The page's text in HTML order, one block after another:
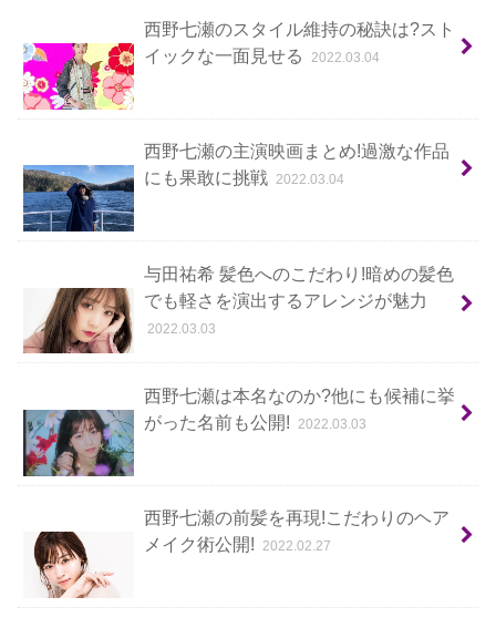
西野七瀬のスタイル維持の秘訣は?スト
イックな一面見せる
2022.03.04
西野七瀬の主演映画まとめ!過激な作品
にも果敢に挑戦
2022.03.04
与田祐希 髪色へのこだわり!暗めの髪色
でも軽さを演出するアレンジが魅力
2022.03.03
西野七瀬は本名なのか?他にも候補に挙
がった名前も公開!
2022.03.03
西野七瀬の前髪を再現!こだわりのヘア
メイク術公開!
2022.02.27